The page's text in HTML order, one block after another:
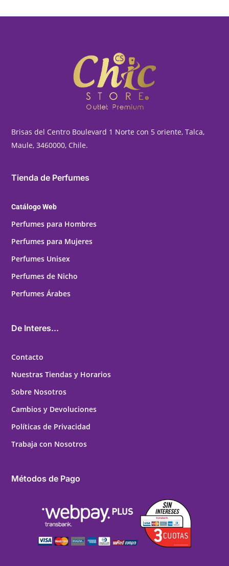
Brisas del Centro Boulevard 1 Norte con 5 oriente, Talca,
Maule, 3460000, Chile.
Tienda de Perfumes
Catálogo Web
Perfumes para Hombres
Perfumes para Mujeres
Perfumes Unisex
Perfumes de Nicho
Perfumes Árabes
De Interes...
Contacto
Nuestras Tiendas y Horarios
Sobre Nosotros
Cambios y Devoluciones
Políticas de Privacidad
Trabaja con Nosotros
Métodos de Pago